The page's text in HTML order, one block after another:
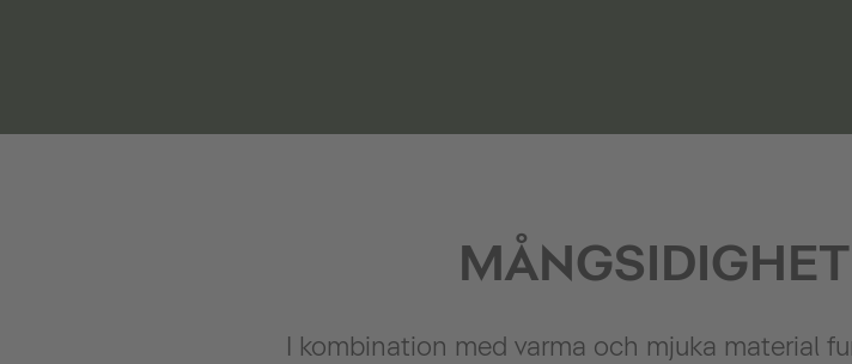
I kombination med varma och mjuka material